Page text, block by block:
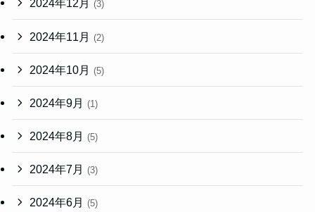
2024年12月 (3)
2024年11月 (2)
2024年10月 (5)
2024年9月 (1)
2024年8月 (5)
2024年7月 (3)
2024年6月 (5)